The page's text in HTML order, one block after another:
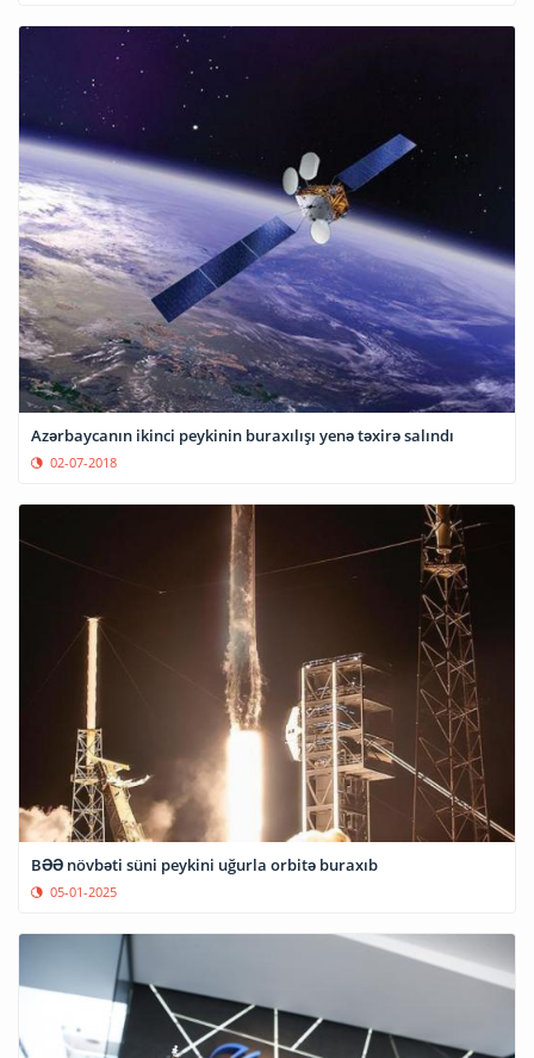
Azərbaycanın ikinci peykinin buraxılışı yenə təxirə salındı
02-07-2018
BƏƏ növbəti süni peykini uğurla orbitə buraxıb
05-01-2025